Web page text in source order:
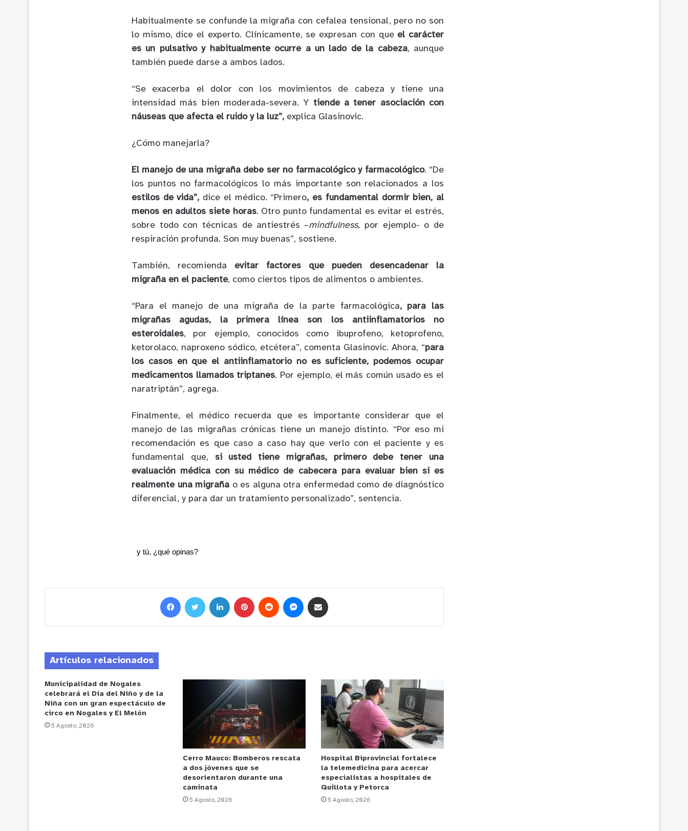
Habitualmente se confunde la migraña con cefalea tensional, pero no son
lo mismo, dice el experto. Clínicamente, se expresan con que el carácter
es un pulsativo y habitualmente ocurre a un lado de la cabeza, aunque
también puede darse a ambos lados.
“Se exacerba el dolor con los movimientos de cabeza y tiene una
intensidad más bien moderada-severa. Y tiende a tener asociación con
náuseas que afecta el ruido y la luz”, explica Glasinovic.
¿Cómo manejarla?
El manejo de una migraña debe ser no farmacológico y farmacológico. “De
los puntos no farmacológicos lo más importante son relacionados a los
estilos de vida”, dice el médico. “Primero, es fundamental dormir bien, al
menos en adultos siete horas. Otro punto fundamental es evitar el estrés,
sobre todo con técnicas de antiestrés –mindfulness, por ejemplo- o de
respiración profunda. Son muy buenas”, sostiene.
También, recomienda evitar factores que pueden desencadenar la
migraña en el paciente, como ciertos tipos de alimentos o ambientes.
“Para el manejo de una migraña de la parte farmacológica, para las
migrañas agudas, la primera línea son los antiinflamatorios no
esteroidales, por ejemplo, conocidos como ibuprofeno, ketoprofeno,
ketorolaco, naproxeno sódico, etcétera”, comenta Glasinovic. Ahora, “para
los casos en que el antiinflamatorio no es suficiente, podemos ocupar
medicamentos llamados triptanes. Por ejemplo, el más común usado es el
naratriptán”, agrega.
Finalmente, el médico recuerda que es importante considerar que el
manejo de las migrañas crónicas tiene un manejo distinto. “Por eso mi
recomendación es que caso a caso hay que verlo con el paciente y es
fundamental que, si usted tiene migrañas, primero debe tener una
evaluación médica con su médico de cabecera para evaluar bien si es
realmente una migraña o es alguna otra enfermedad como de diagnóstico
diferencial, y para dar un tratamiento personalizado”, sentencia.
y tú, ¿qué opinas?
Artículos relacionados
Municipalidad de Nogales
celebrará el Día del Niño y de la
Niña con un gran espectáculo de
circo en Nogales y El Melón
5 Agosto, 2026
Cerro Mauco: Bomberos rescata
a dos jóvenes que se
desorientaron durante una
caminata
5 Agosto, 2026
Hospital Biprovincial fortalece
la telemedicina para acercar
especialistas a hospitales de
Quillota y Petorca
5 Agosto, 2026